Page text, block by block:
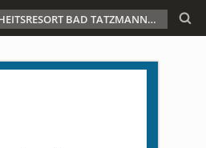
REDUCE GESUNDHEITSRESORT BAD TATZMANNSDORF